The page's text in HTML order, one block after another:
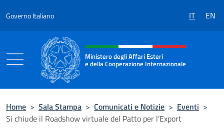
Governo Italiano IT EN
Intestazione sito, social e menù
Ministero degli Affari Esteri
e della Cooperazione Internazionale
Home > Sala Stampa > Comunicati e Notizie > Eventi >
Si chiude il Roadshow virtuale del Patto per l’Export